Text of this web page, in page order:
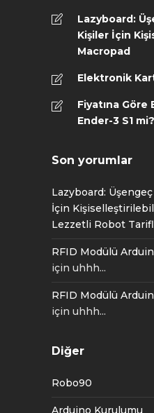
Lazyboard:
Kişiler İçin
Macropad
Elektronik
Fiyatına Göre
Ender-3 S1
Son yorumlar
Lazyboard:
İçin
Lezzetli Robot
RFID Modülü
için uhhh...
RFID Modülü
için uhhh...
Diğer
Robo90
Arduino Kurulumu